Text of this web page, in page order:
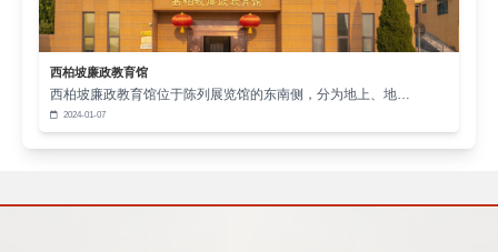
西柏坡廉政教育馆
西柏坡廉政教育馆位于陈列展览馆的东南侧，分为地上、地…
2024-01-07